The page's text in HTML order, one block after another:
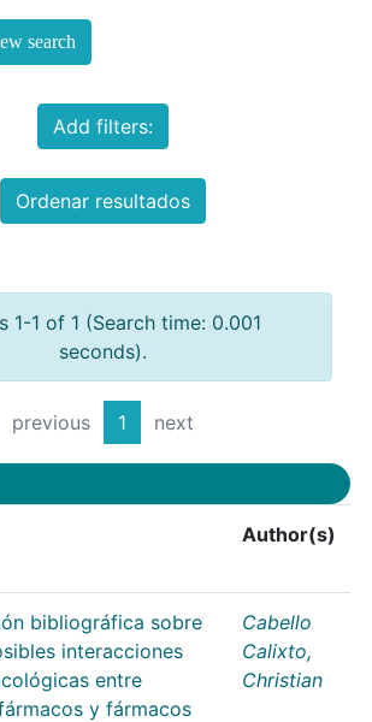
search
Add filters:
Ordenar resultados
1-1 of 1 (Search time: 0.001
seconds).
previous 1 next
Author(s)
bibliográfica sobre
interacciones
entre
y fármacos
Cabello
Calixto,
Christian